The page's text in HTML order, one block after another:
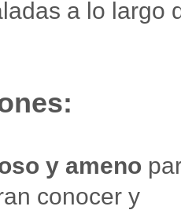
a lo largo
y ameno
conocer y